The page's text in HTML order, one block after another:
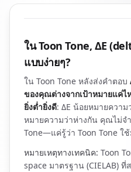
ใน Toon Tone, ΔE
แบบง่ายๆ?
ใน Toon Tone หลังส่งคำตอบ
ของคุณต่างจากเป้าหมายแค่ไ
ยิ่งต่ำยิ่งดี: ΔE น้อยหมายควา
หมายความว่าห่างกัน คุณไม่จ
Tone—แค่รู้ว่า Toon Tone ใ
หมายเหตุทางเทคนิค: Toon
space มาตรฐาน (CIELAB)